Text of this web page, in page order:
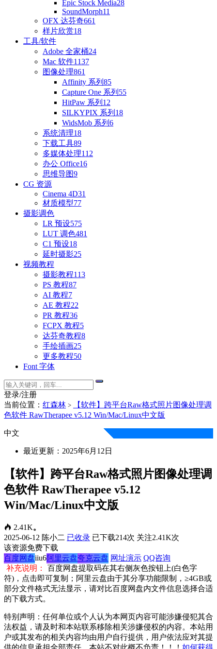
Epic Stock Media28
SoundMorph11
OFX 达芬奇661
样片欣赏18
工具/软件
Adobe 全家桶24
Mac 软件1137
图像处理861
Affinity 系列 85
Capture One 系列 55
HitPaw 系列 12
SILKYPIX 系列 18
WidsMob 系列 6
系统清理18
下载工具89
多媒体处理112
办公 Office16
思维导图9
CG 资源
Cinema 4D31
材质模型77
摄影调色
LR 预设575
LUT 调色481
C1 预设18
延时摄影25
视频教程
摄影教程113
PS 教程87
AI 教程7
AE 教程22
PR 教程36
FCPX 教程5
达芬奇教程8
手绘插画25
更多教程50
Font 字体
登录/注册
当前位置： 红森林 >
【软件】跨平台Raw格式照片图像处理调
色软件 RawTherapee v5.12 Win/Mac/Linux中文版
中文
最近更新：2025年6月12日
【软件】跨平台Raw格式照片图像处理调
色软件 RawTherapee v5.12
Win/Mac/Linux中文版
2.41K。
2025-06-12 陈小二 已收录 已下载214次 关注2.41K次
该资源免费下载
百度网盘iiu6阿里云盘夸克云盘 网址演示 QQ咨询
补充说明：
百度网盘提取码在其右侧灰色按钮上(白色字
符)，点击即可复制；阿里云盘由于其分享功能限制，≥4GB或
部分文件格式无法显示，请对比百度网盘内文件信息选择合适
的下载方式。
特别声明：任何单位或个人认为本网页内容可能涉嫌侵犯其合
法权益，请及时和本站联系移除相关涉嫌侵权的内容。本站用
户或其发布的相关内容均由用户自行提供，用户依法应对其提
供的信息承担全部责任，本站不对此概不负责！！！ 如何获得